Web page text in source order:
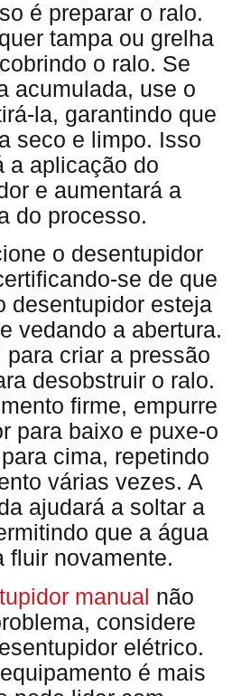
é preparar o ralo.
tampa ou grelha
o ralo. Se
acumulada, use o
la, garantindo que
seco e limpo. Isso
a aplicação do
e aumentará a
do processo.
o desentupidor
se de que
desentupidor esteja
vedando a abertura.
para criar a pressão
desobstruir o ralo.
firme, empurre
para baixo e puxe-o
cima, repetindo
várias vezes. A
ajudará a soltar a
que a água
fluir novamente.
manual não
considere
elétrico.
é mais